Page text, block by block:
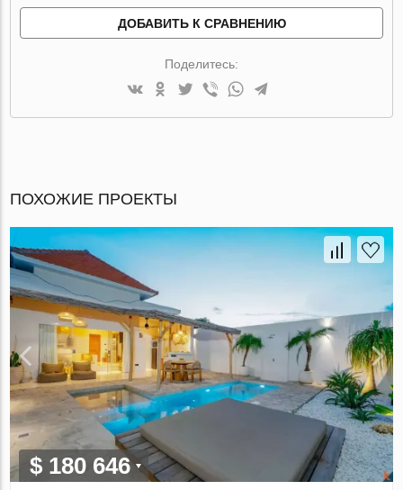
ДОБАВИТЬ К СРАВНЕНИЮ
Поделитесь:
ПОХОЖИЕ ПРОЕКТЫ
$ 180 646